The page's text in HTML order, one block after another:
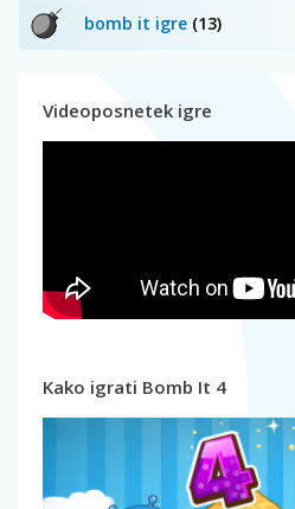
bomb it igre (13)
Videoposnetek igre
Kako igrati Bomb It 4